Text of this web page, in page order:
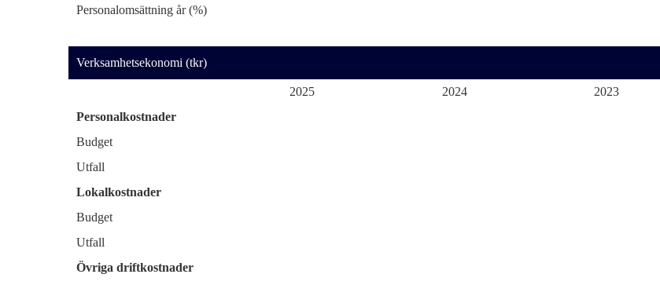
Personalomsättning år (%)
Verksamhetsekonomi (tkr)
2025 2024 2023
Personalkostnader
Budget
Utfall
Lokalkostnader
Budget
Utfall
Övriga driftkostnader